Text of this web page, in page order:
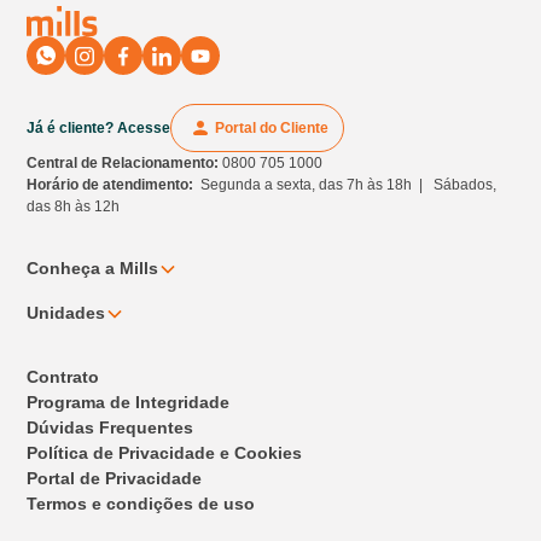
Já é cliente? Acesse Portal do Cliente
Central de Relacionamento:0800 705 1000
Horário de atendimento:Segunda a sexta, das 7h às 18h | Sábados,
das 8h às 12h
Conheça a Mills
Unidades
Contrato
Programa de Integridade
Dúvidas Frequentes
Política de Privacidade e Cookies
Portal de Privacidade
Termos e condições de uso